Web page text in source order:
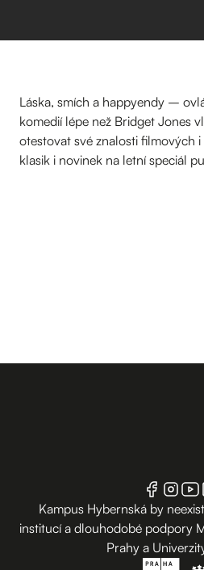
Láska, smích a happyendy –
komedií lépe než Bridget Jones
otestovat své znalosti filmových
klasik i novinek na letní speciál
Kampus Hybernská by
institucí a dlouhodobé podpory
Prahy a